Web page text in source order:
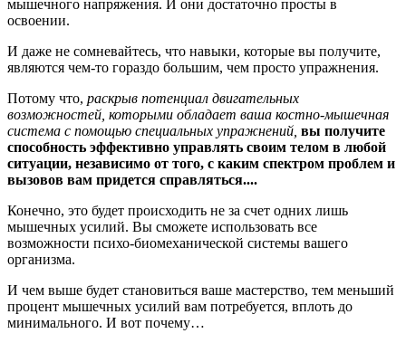
мышечного напряжения. И они достаточно просты в
освоении.
И даже не сомневайтесь, что навыки, которые вы получите,
являются чем-то гораздо большим, чем просто упражнения.
Потому что, раскрыв потенциал двигательных
возможностей, которыми обладает ваша костно-мышечная
система с помощью специальных упражнений, вы получите
способность эффективно управлять своим телом в любой
ситуации, независимо от того, с каким спектром проблем и
вызовов вам придется справляться....
Конечно, это будет происходить не за счет одних лишь
мышечных усилий. Вы сможете использовать все
возможности психо-биомеханической системы вашего
организма.
И чем выше будет становиться ваше мастерство, тем меньший
процент мышечных усилий вам потребуется, вплоть до
минимального. И вот почему…